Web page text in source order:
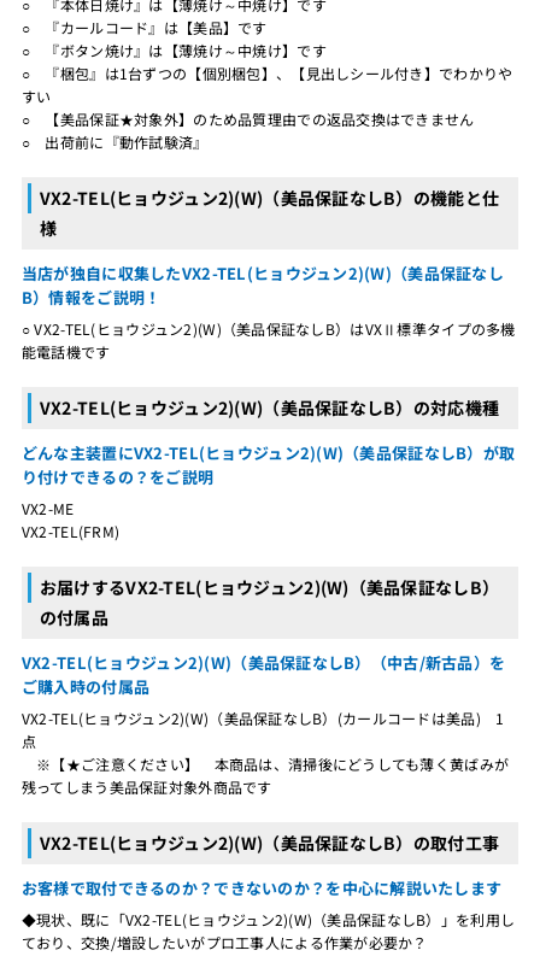
○ 『カールコード』は【美品】です
○ 『ボタン焼け』は【薄焼け～中焼け】です
○ 『梱包』は1台ずつの【個別梱包】、【見出しシール付き】でわかりや
すい
○ 【美品保証★対象外】のため品質理由での返品交換はできません
○ 出荷前に『動作試験済』
VX2-TEL(ヒョウジュン2)(W)（美品保証なしB）の機能と仕
様
当店が独自に収集したVX2-TEL(ヒョウジュン2)(W)（美品保証なし
B）情報をご説明！
○ VX2-TEL(ヒョウジュン2)(W)（美品保証なしB）はVXⅡ標準タイプの多機
能電話機です
VX2-TEL(ヒョウジュン2)(W)（美品保証なしB）の対応機種
どんな主装置にVX2-TEL(ヒョウジュン2)(W)（美品保証なしB）が取
り付けできるの？をご説明
VX2-ME
VX2-TEL(FRM)
お届けするVX2-TEL(ヒョウジュン2)(W)（美品保証なしB）
の付属品
VX2-TEL(ヒョウジュン2)(W)（美品保証なしB）（中古/新古品）を
ご購入時の付属品
VX2-TEL(ヒョウジュン2)(W)（美品保証なしB）(カールコードは美品) 1
点
※【★ご注意ください】 本商品は、清掃後にどうしても薄く黄ばみが
残ってしまう美品保証対象外商品です
VX2-TEL(ヒョウジュン2)(W)（美品保証なしB）の取付工事
お客様で取付できるのか？できないのか？を中心に解説いたします
◆現状、既に「VX2-TEL(ヒョウジュン2)(W)（美品保証なしB）」を利用し
ており、交換/増設したいがプロ工事人による作業が必要か？